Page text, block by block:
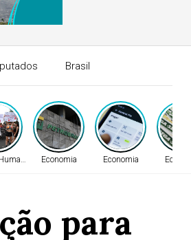
Brasil
Economia Economia
para